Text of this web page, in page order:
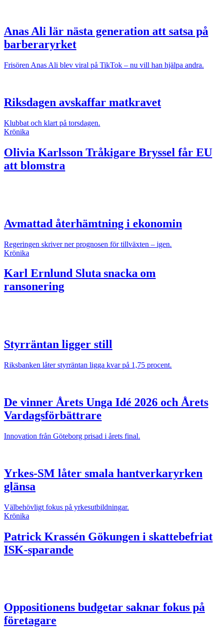
Anas Ali lär nästa generation att satsa på
barberaryrket
Frisören Anas Ali blev viral på TikTok – nu vill han hjälpa andra.
Riksdagen avskaffar matkravet
Klubbat och klart på torsdagen.
Krönika
Olivia Karlsson Tråkigare Bryssel får EU
att blomstra
Avmattad återhämtning i ekonomin
Regeringen skriver ner prognosen för tillväxten – igen.
Krönika
Karl Ernlund Sluta snacka om
ransonering
Styrräntan ligger still
Riksbanken låter styrräntan ligga kvar på 1,75 procent.
De vinner Årets Unga Idé 2026 och Årets
Vardagsförbättrare
Innovation från Göteborg prisad i årets final.
Yrkes-SM låter smala hantverkaryrken
glänsa
Välbehövligt fokus på yrkesutbildningar.
Krönika
Patrick Krassén Gökungen i skattebefriat
ISK-sparande
Oppositionens budgetar saknar fokus på
företagare